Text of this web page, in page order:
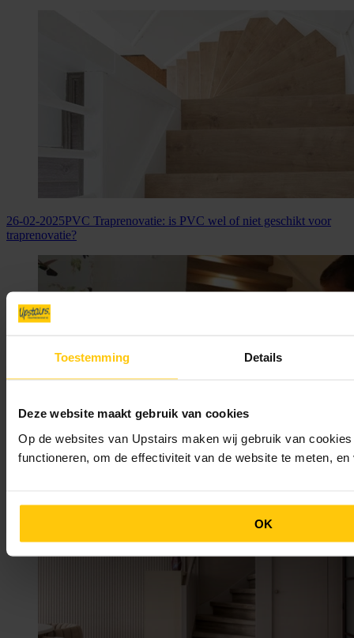
Toestemming Details
Deze website maakt gebruik van cookies
Op de websites van Upstairs maken wij gebruik van
functioneren, om de effectiviteit van de website te meten,
OK
26-02-2025PVC Traprenovatie: is PVC wel of niet geschikt voor
traprenovatie?
11-10-2024Je traprenovatie delen op Instagram? Tips voor de beste